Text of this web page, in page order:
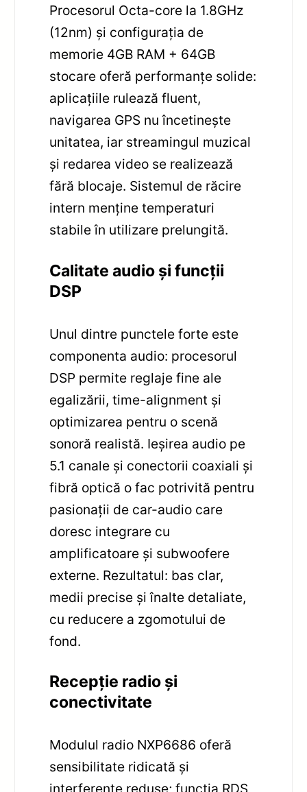
Procesorul Octa-core la 1.8GHz
(12nm) și configurația de
memorie 4GB RAM + 64GB
stocare oferă performanțe solide:
aplicațiile rulează fluent,
navigarea GPS nu încetinește
unitatea, iar streamingul muzical
și redarea video se realizează
fără blocaje. Sistemul de răcire
intern menține temperaturi
stabile în utilizare prelungită.
Calitate audio și funcții
DSP
Unul dintre punctele forte este
componenta audio: procesorul
DSP permite reglaje fine ale
egalizării, time-alignment și
optimizarea pentru o scenă
sonoră realistă. Ieșirea audio pe
5.1 canale și conectorii coaxiali și
fibră optică o fac potrivită pentru
pasionații de car-audio care
doresc integrare cu
amplificatoare și subwoofere
externe. Rezultatul: bas clar,
medii precise și înalte detaliate,
cu reducere a zgomotului de
fond.
Recepție radio și
conectivitate
Modulul radio NXP6686 oferă
sensibilitate ridicată și